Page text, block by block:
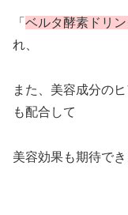
「 ベルタ酵素ドリン
れ、
また、美容成分の
も配合して
美容効果も期待で